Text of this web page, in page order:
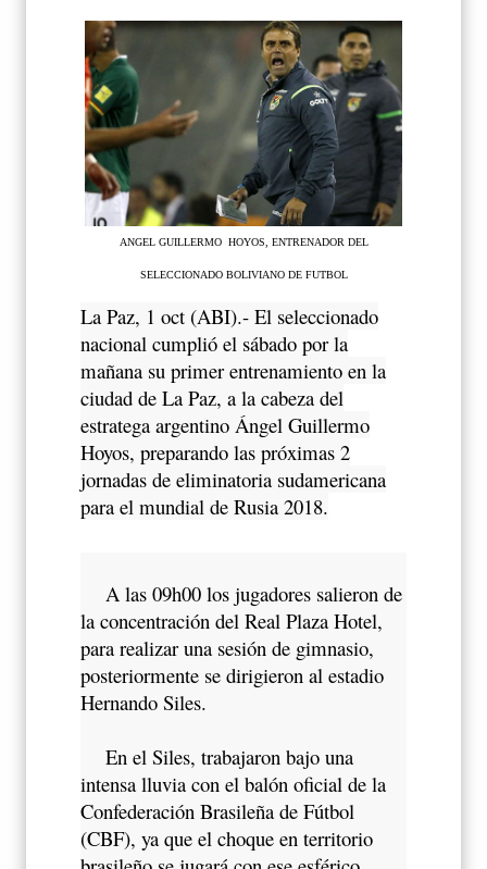
ANGEL GUILLERMO HOYOS, ENTRENADOR DEL
SELECCIONADO BOLIVIANO DE FUTBOL
La Paz, 1 oct (ABI).- El seleccionado
nacional cumplió el sábado por la
mañana su primer entrenamiento en la
ciudad de La Paz, a la cabeza del
estratega argentino Ángel Guillermo
Hoyos, preparando las próximas 2
jornadas de eliminatoria sudamericana
para el mundial de Rusia 2018.
A las 09h00 los jugadores salieron de
la concentración del Real Plaza Hotel,
para realizar una sesión de gimnasio,
posteriormente se dirigieron al estadio
Hernando Siles.
En el Siles, trabajaron bajo una
intensa lluvia con el balón oficial de la
Confederación Brasileña de Fútbol
(CBF), ya que el choque en territorio